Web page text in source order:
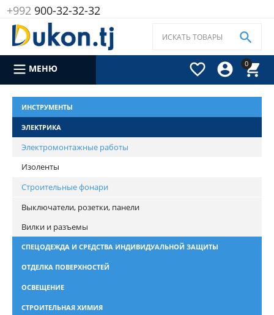
+992900-32-32-32
0




МЕНЮ
ИНСТРУМЕНТЫ
ЭЛЕКТРИКА
Электромонтажные работы
Изоленты
Строительные фонари
Выключатели, розетки, панели
Вилки и разъемы
СПЕЦОДЕЖДА И СРЕДСТВА ИНДИВИДУАЛЬНОЙ ЗАЩИТЫ
ОТДЕЛКА ПОВЕРХНОСТЕЙ
ОСВЕЩЕНИЕ
СТРОИТЕЛЬНАЯ ХИМИЯ